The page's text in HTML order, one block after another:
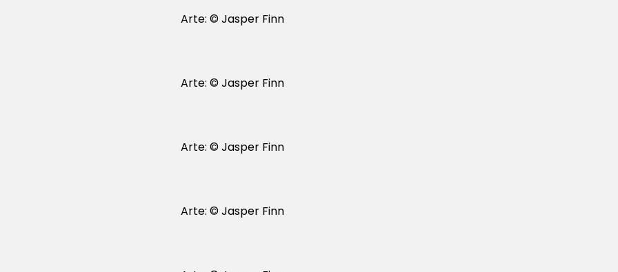
Arte: © Jasper Finn
Arte: © Jasper Finn
Arte: © Jasper Finn
Arte: © Jasper Finn